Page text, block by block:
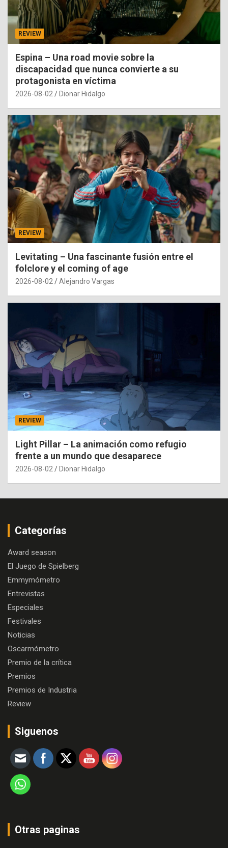
REVIEW
Espina – Una road movie sobre la
discapacidad que nunca convierte a su
protagonista en víctima
2026-08-02 Dionar Hidalgo
REVIEW
Levitating – Una fascinante fusión entre el
folclore y el coming of age
2026-08-02 Alejandro Vargas
REVIEW
Light Pillar – La animación como refugio
frente a un mundo que desaparece
2026-08-02 Dionar Hidalgo
Categorías
Award season
El Juego de Spielberg
Emmymómetro
Entrevistas
Especiales
Festivales
Noticias
Oscarmómetro
Premio de la crítica
Premios
Premios de Industria
Review
Siguenos
Otras paginas